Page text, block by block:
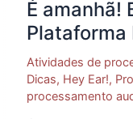
É amanhã!
Plataforma
Atividades de
Dicas, Hey Ear!,
processamento